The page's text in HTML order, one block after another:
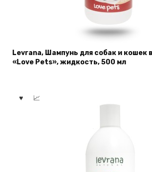
Levrana, Шампунь для собак и кошек
«Love Pets», жидкость, 500 мл